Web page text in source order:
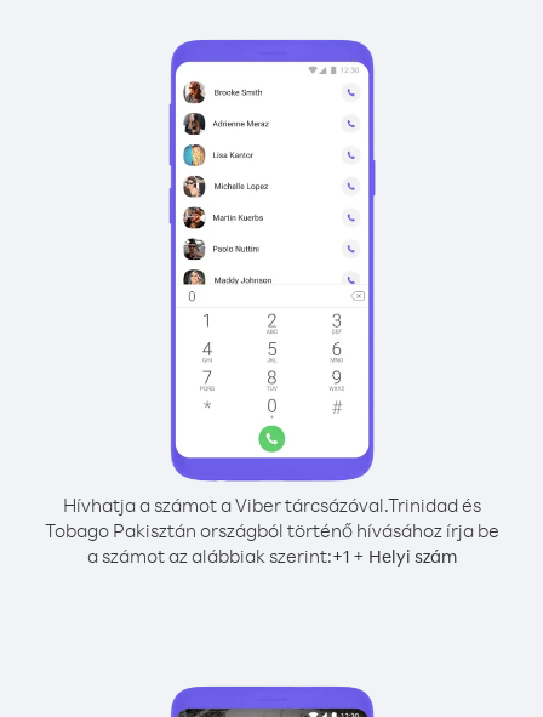
Hívhatja a számot a Viber tárcsázóval.Trinidad és
Tobago Pakisztán országból történő hívásához írja be
a számot az alábbiak szerint:+1+ Helyi szám